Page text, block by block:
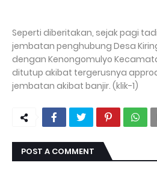
Seperti diberitakan, sejak pagi
jembatan penghubung Desa
dengan Kenongomulyo
ditutup akibat tergerusnya
jembatan akibat banjir. (klik-1)
POST A COMMENT